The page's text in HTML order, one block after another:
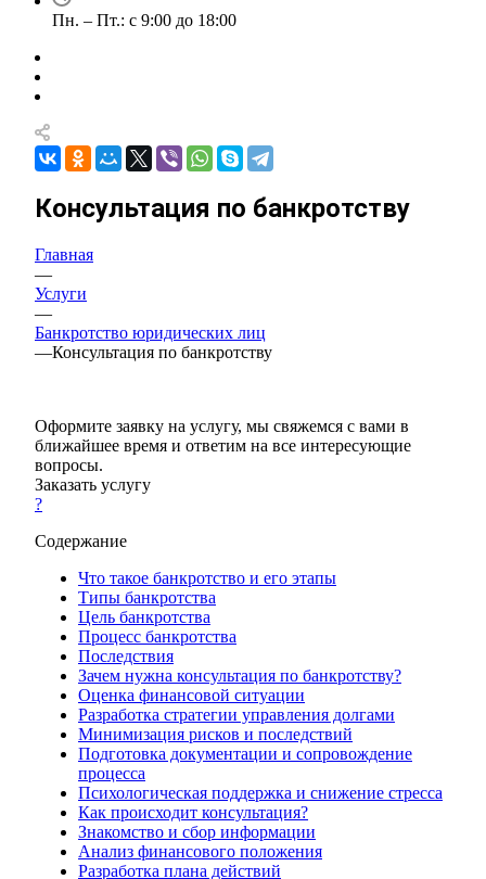
Пн. – Пт.: с 9:00 до 18:00
Консультация по банкротству
Главная
—
Услуги
—
Банкротство юридических лиц
—Консультация по банкротству
Оформите заявку на услугу, мы свяжемся с вами в
ближайшее время и ответим на все интересующие
вопросы.
Заказать услугу
?
Содержание
Что такое банкротство и его этапы
Типы банкротства
Цель банкротства
Процесс банкротства
Последствия
Зачем нужна консультация по банкротству?
Оценка финансовой ситуации
Разработка стратегии управления долгами
Минимизация рисков и последствий
Подготовка документации и сопровождение
процесса
Психологическая поддержка и снижение стресса
Как происходит консультация?
Знакомство и сбор информации
Анализ финансового положения
Разработка плана действий